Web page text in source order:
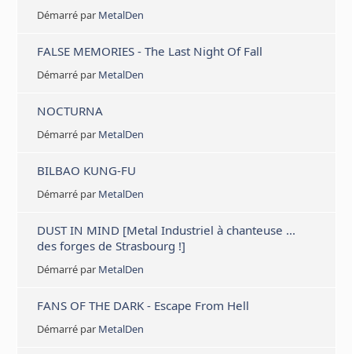
Démarré par MetalDen
FALSE MEMORIES - The Last Night Of Fall
Démarré par MetalDen
NOCTURNA
Démarré par MetalDen
BILBAO KUNG-FU
Démarré par MetalDen
DUST IN MIND [Metal Industriel à chanteuse ...
des forges de Strasbourg !]
Démarré par MetalDen
FANS OF THE DARK - Escape From Hell
Démarré par MetalDen